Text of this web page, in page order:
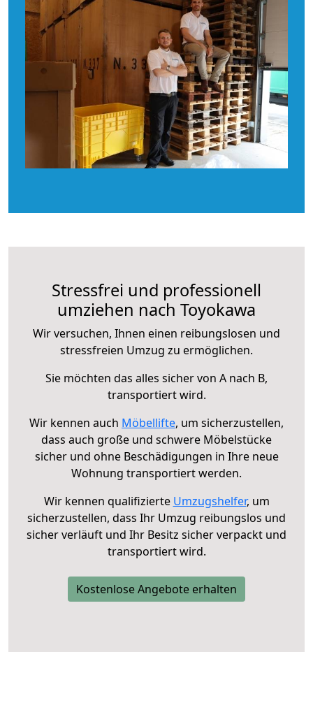
Stressfrei und professionell
umziehen nach Toyokawa
Wir versuchen, Ihnen einen reibungslosen und
stressfreien Umzug zu ermöglichen.
Sie möchten das alles sicher von A nach B,
transportiert wird.
Wir kennen auch Möbellifte, um sicherzustellen,
dass auch große und schwere Möbelstücke
sicher und ohne Beschädigungen in Ihre neue
Wohnung transportiert werden.
Wir kennen qualifizierte Umzugshelfer, um
sicherzustellen, dass Ihr Umzug reibungslos und
sicher verläuft und Ihr Besitz sicher verpackt und
transportiert wird.
Kostenlose Angebote erhalten